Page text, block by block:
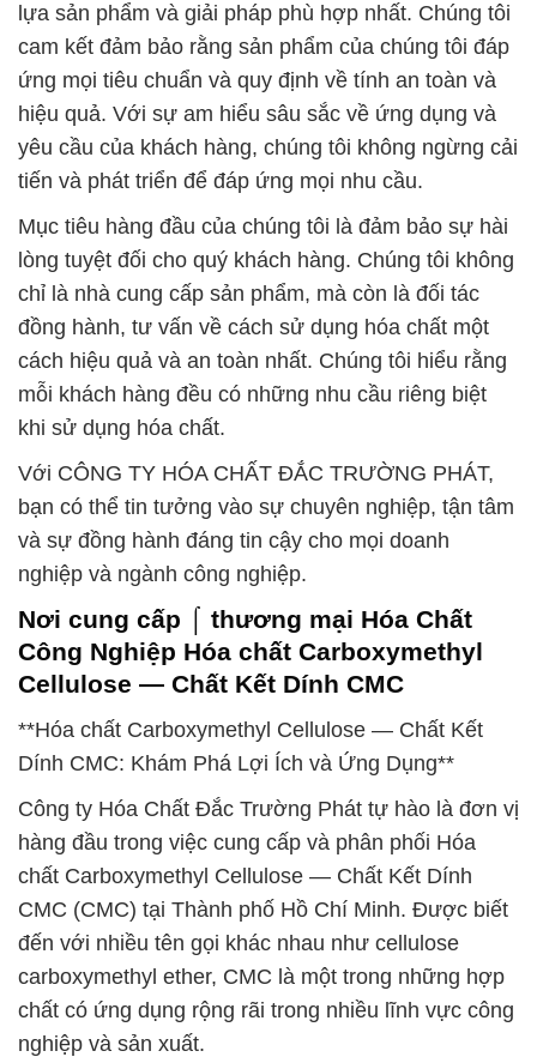
lựa sản phẩm và giải pháp phù hợp nhất. Chúng tôi
cam kết đảm bảo rằng sản phẩm của chúng tôi đáp
ứng mọi tiêu chuẩn và quy định về tính an toàn và
hiệu quả. Với sự am hiểu sâu sắc về ứng dụng và
yêu cầu của khách hàng, chúng tôi không ngừng cải
tiến và phát triển để đáp ứng mọi nhu cầu.
Mục tiêu hàng đầu của chúng tôi là đảm bảo sự hài
lòng tuyệt đối cho quý khách hàng. Chúng tôi không
chỉ là nhà cung cấp sản phẩm, mà còn là đối tác
đồng hành, tư vấn về cách sử dụng hóa chất một
cách hiệu quả và an toàn nhất. Chúng tôi hiểu rằng
mỗi khách hàng đều có những nhu cầu riêng biệt
khi sử dụng hóa chất.
Với CÔNG TY HÓA CHẤT ĐẮC TRƯỜNG PHÁT,
bạn có thể tin tưởng vào sự chuyên nghiệp, tận tâm
và sự đồng hành đáng tin cậy cho mọi doanh
nghiệp và ngành công nghiệp.
Nơi cung cấp ⌠ thương mại Hóa Chất
Công Nghiệp Hóa chất Carboxymethyl
Cellulose — Chất Kết Dính CMC
**Hóa chất Carboxymethyl Cellulose — Chất Kết
Dính CMC: Khám Phá Lợi Ích và Ứng Dụng**
Công ty Hóa Chất Đắc Trường Phát tự hào là đơn vị
hàng đầu trong việc cung cấp và phân phối Hóa
chất Carboxymethyl Cellulose — Chất Kết Dính
CMC (CMC) tại Thành phố Hồ Chí Minh. Được biết
đến với nhiều tên gọi khác nhau như cellulose
carboxymethyl ether, CMC là một trong những hợp
chất có ứng dụng rộng rãi trong nhiều lĩnh vực công
nghiệp và sản xuất.